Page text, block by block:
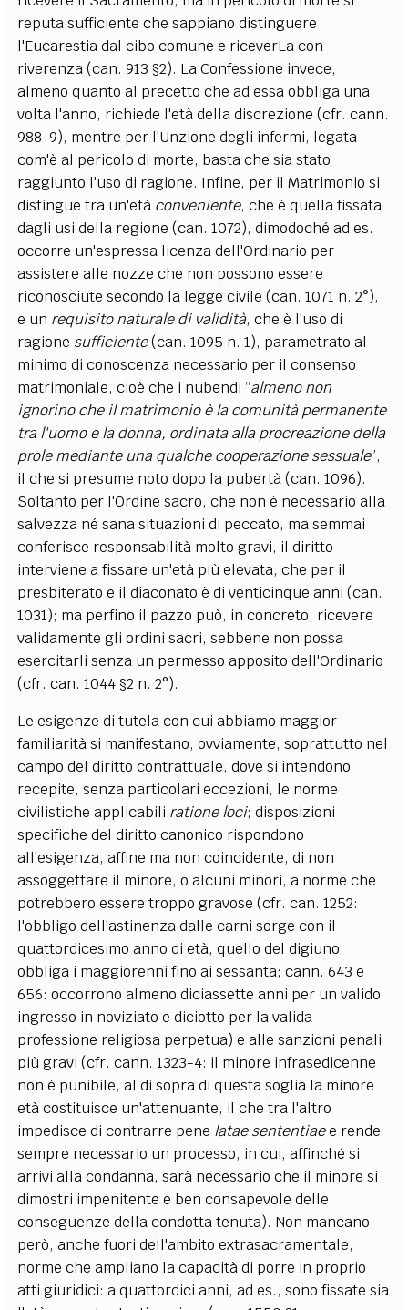
reputa sufficiente che sappiano distinguere
l'Eucarestia dal cibo comune e riceverLa con
riverenza (can. 913 §2). La Confessione invece,
almeno quanto al precetto che ad essa obbliga una
volta l'anno, richiede l'età della discrezione (cfr. cann.
988-9), mentre per l'Unzione degli infermi, legata
com'è al pericolo di morte, basta che sia stato
raggiunto l'uso di ragione. Infine, per il Matrimonio si
distingue tra un'età conveniente, che è quella fissata
dagli usi della regione (can. 1072), dimodoché ad es.
occorre un'espressa licenza dell'Ordinario per
assistere alle nozze che non possono essere
riconosciute secondo la legge civile (can. 1071 n. 2°),
e un requisito naturale di validità, che è l'uso di
ragione sufficiente(can. 1095 n. 1), parametrato al
minimo di conoscenza necessario per il consenso
matrimoniale, cioè che i nubendi “almeno non
ignorino che il matrimonio è la comunità permanente
tra l'uomo e la donna, ordinata alla procreazione della
prole mediante una qualche cooperazione sessuale”,
il che si presume noto dopo la pubertà (can. 1096).
Soltanto per l'Ordine sacro, che non è necessario alla
salvezza né sana situazioni di peccato, ma semmai
conferisce responsabilità molto gravi, il diritto
interviene a fissare un'età più elevata, che per il
presbiterato e il diaconato è di venticinque anni (can.
1031); ma perfino il pazzo può, in concreto, ricevere
validamente gli ordini sacri, sebbene non possa
esercitarli senza un permesso apposito dell'Ordinario
(cfr. can. 1044 §2 n. 2°).
Le esigenze di tutela con cui abbiamo maggior
familiarità si manifestano, ovviamente, soprattutto nel
campo del diritto contrattuale, dove si intendono
recepite, senza particolari eccezioni, le norme
civilistiche applicabili ratione loci; disposizioni
specifiche del diritto canonico rispondono
all'esigenza, affine ma non coincidente, di non
assoggettare il minore, o alcuni minori, a norme che
potrebbero essere troppo gravose (cfr. can. 1252:
l'obbligo dell'astinenza dalle carni sorge con il
quattordicesimo anno di età, quello del digiuno
obbliga i maggiorenni fino ai sessanta; cann. 643 e
656: occorrono almeno diciassette anni per un valido
ingresso in noviziato e diciotto per la valida
professione religiosa perpetua) e alle sanzioni penali
più gravi (cfr. cann. 1323-4: il minore infrasedicenne
non è punibile, al di sopra di questa soglia la minore
età costituisce un'attenuante, il che tra l'altro
impedisce di contrarre pene latae sententiaee rende
sempre necessario un processo, in cui, affinché si
arrivi alla condanna, sarà necessario che il minore si
dimostri impenitente e ben consapevole delle
conseguenze della condotta tenuta). Non mancano
però, anche fuori dell'ambito extrasacramentale,
norme che ampliano la capacità di porre in proprio
atti giuridici: a quattordici anni, ad es., sono fissate sia